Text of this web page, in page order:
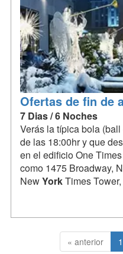
Ofertas de fin de
7 Dias / 6 Noches
Verás la típica bola
de las 18:00hr y que
en el edificio One
como 1475 Broadway,
NewYorkTimes
« anterior 1